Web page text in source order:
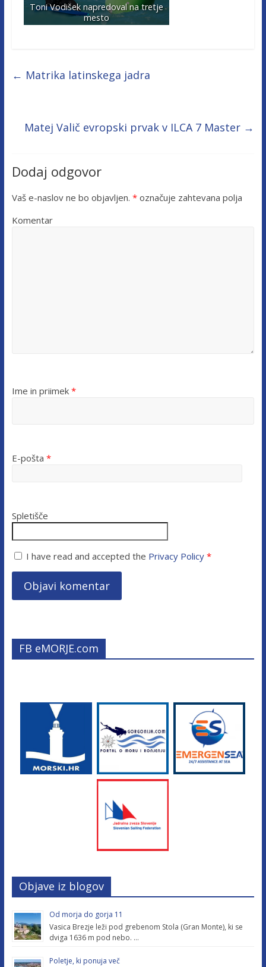
Toni Vodišek napredoval na tretje
mesto
← Matrika latinskega jadra
Matej Valič evropski prvak v ILCA 7 Master →
Dodaj odgovor
Vaš e-naslov ne bo objavljen. *označuje zahtevana polja
Komentar
Ime in priimek *
E-pošta *
Spletišče
I have read and accepted the Privacy Policy*
FB eMORJE.com
Objave iz blogov
Od morja do gorja 11
Vasica Brezje leži pod grebenom Stola (Gran Monte), ki se
dviga 1636 m pod nebo. …
Poletje, ki ponuja več